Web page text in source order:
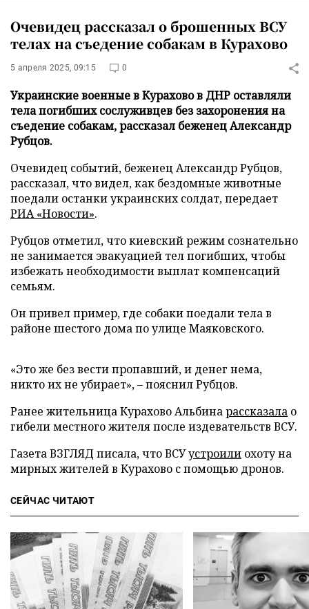
Очевидец рассказал о брошенных ВСУ
телах на съедение собакам в Курахово
5 апреля 2025, 09:15 0
Украинские военные в Курахово в ДНР оставляли
тела погибших сослуживцев без захоронения на
съедение собакам, рассказал беженец Александр
Рубцов.
Очевидец событий, беженец Александр Рубцов,
рассказал, что видел, как бездомные животные
поедали останки украинских солдат, передает
РИА «Новости».
Рубцов отметил, что киевский режим сознательно
не занимается эвакуацией тел погибших, чтобы
избежать необходимости выплат компенсаций
семьям.
Он привел пример, где собаки поедали тела в
районе шестого дома по улице Маяковского.
«Это же без вести пропавший, и денег нема,
никто их не убирает», – пояснил Рубцов.
Ранее жительница Курахово Альбинарассказала о
гибели местного жителя после издевательств ВСУ.
Газета ВЗГЛЯД писала, что ВСУустроили охоту на
мирных жителей в Курахово с помощью дронов.
СЕЙЧАС ЧИТАЮТ